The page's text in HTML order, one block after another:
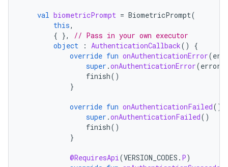
val biometricPrompt = BiometricPrompt(
this,
{ },
// Pass in your own executor
object
: AuthenticationCallback()
{
override fun onAuthenticationError(
super .onAuthenticationError(
finish()
}
override fun onAuthenticationFailed()
super .onAuthenticationFailed()
finish()
}
@RequiresApi(VERSION_CODES . P)